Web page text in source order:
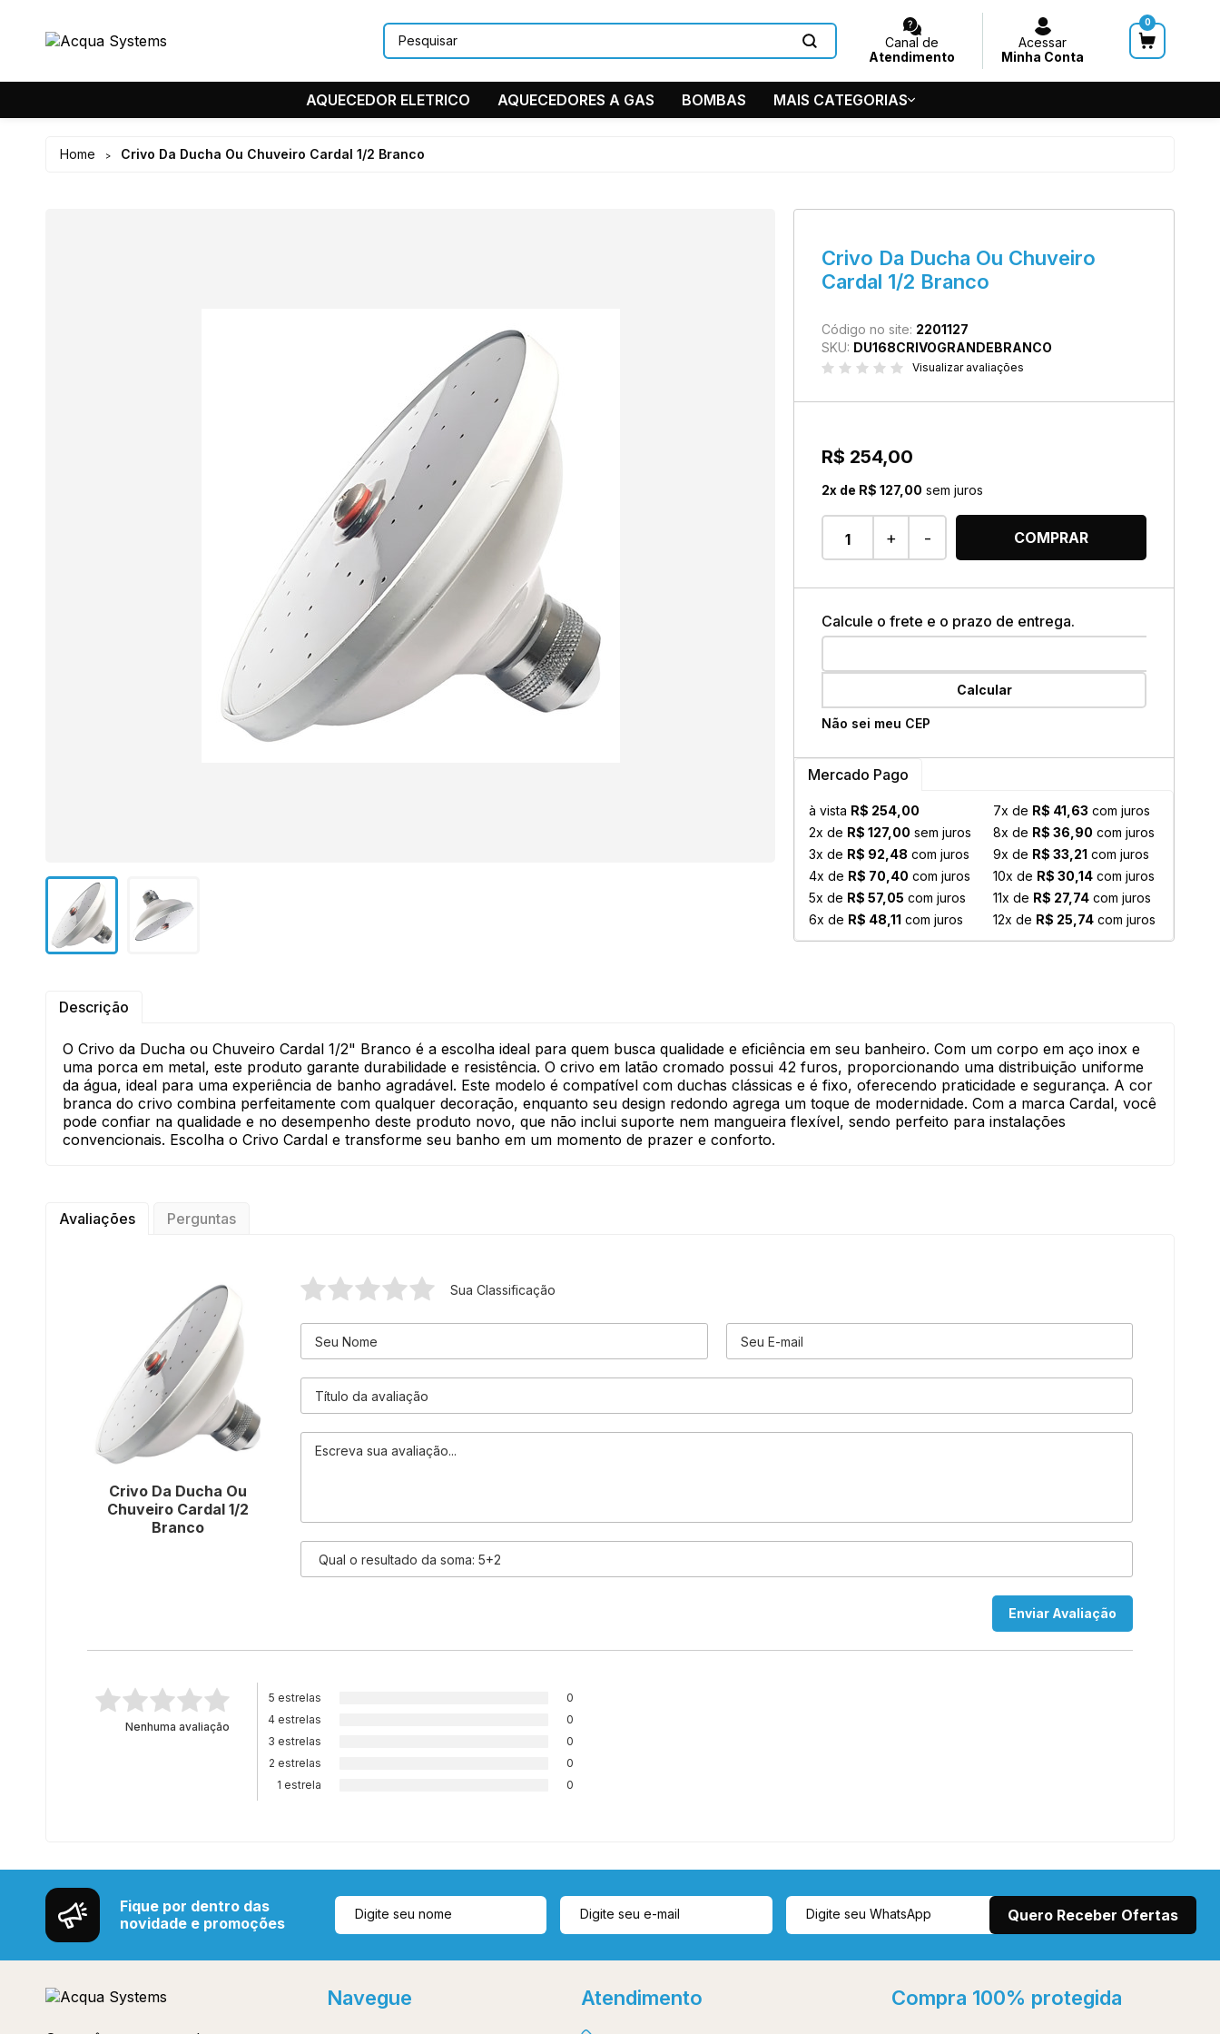
Canal de
Atendimento
11 98845-5686
11 2361-7545
Instagram
Acessar
Minha Conta
0
AQUECEDOR ELETRICO AQUECEDORES A GAS BOMBAS MAIS CATEGORIAS
Ventilador de Teto
Home > Crivo Da Ducha Ou Chuveiro Cardal 1/2 Branco
Crivo Da Ducha Ou Chuveiro
Cardal 1/2 Branco
Código no site: 2201127
SKU: DU168CRIVOGRANDEBRANCO
Visualizar avaliações
R$ 254,00
2x de R$ 127,00 sem juros
+ - COMPRAR
Calcule o frete e o prazo de entrega.
Calcular
Não sei meu CEP
Mercado Pago
à vista R$ 254,00
2x de R$ 127,00 sem juros
3x de R$ 92,48 com juros
4x de R$ 70,40 com juros
5x de R$ 57,05 com juros
6x de R$ 48,11 com juros
7x de R$ 41,63 com juros
8x de R$ 36,90 com juros
9x de R$ 33,21 com juros
10x de R$ 30,14 com juros
11x de R$ 27,74 com juros
12x de R$ 25,74 com juros
Descrição
O Crivo da Ducha ou Chuveiro Cardal 1/2" Branco é a escolha ideal para quem busca qualidade e eficiência em seu banheiro. Com um corpo em aço inox e
uma porca em metal, este produto garante durabilidade e resistência. O crivo em latão cromado possui 42 furos, proporcionando uma distribuição uniforme
da água, ideal para uma experiência de banho agradável. Este modelo é compatível com duchas clássicas e é fixo, oferecendo praticidade e segurança. A cor
branca do crivo combina perfeitamente com qualquer decoração, enquanto seu design redondo agrega um toque de modernidade. Com a marca Cardal, você
pode confiar na qualidade e no desempenho deste produto novo, que não inclui suporte nem mangueira flexível, sendo perfeito para instalações
convencionais. Escolha o Crivo Cardal e transforme seu banho em um momento de prazer e conforto.
Avaliações Perguntas
Crivo Da Ducha Ou
Chuveiro Cardal 1/2
Branco
Sua Classificação
Nenhuma avaliação
5 estrelas
0
4 estrelas
0
3 estrelas
0
2 estrelas
0
1 estrela
0
Fique por dentro das
novidade e promoções
Navegue Atendimento Compra 100% protegida